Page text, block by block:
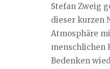
Stefan Zweig
dieser kurzen
Atmosphäre
menschlichen
Bedenken